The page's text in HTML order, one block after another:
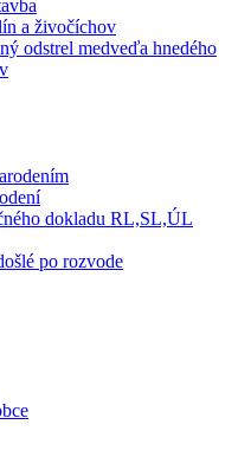
a živočíchov
odstrel medveďa hnedého
dokladu RL,SL,ÚL
po rozvode